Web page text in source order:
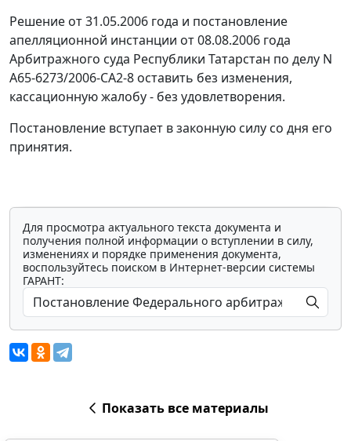
Решение от 31.05.2006 года и постановление
апелляционной инстанции от 08.08.2006 года
Арбитражного суда Республики Татарстан по делу N
А65-6273/2006-СА2-8 оставить без изменения,
кассационную жалобу - без удовлетворения.
Постановление вступает в законную силу со дня его
принятия.
Для просмотра актуального текста документа и
получения полной информации о вступлении в силу,
изменениях и порядке применения документа,
воспользуйтесь поиском в Интернет-версии системы
ГАРАНТ:
Показать все материалы